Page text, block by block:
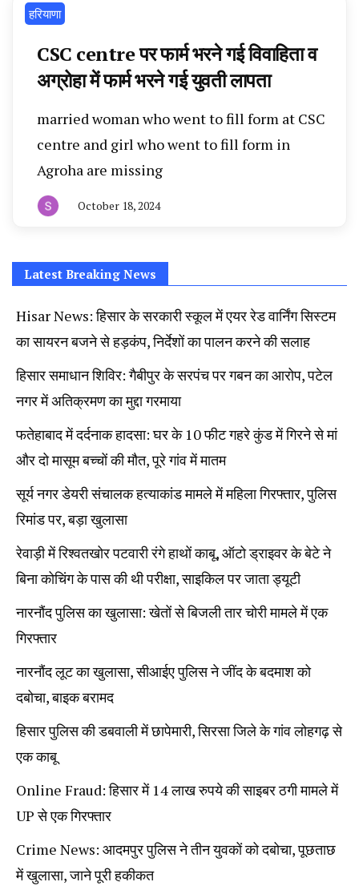
हरियाणा
CSC centre पर फार्म भरने गई विवाहिता व
अग्रोहा में फार्म भरने गई युवती लापता
married woman who went to fill form at CSC
centre and girl who went to fill form in
Agroha are missing
October 18, 2024
Latest Breaking News
Hisar News: हिसार के सरकारी स्कूल में एयर रेड वार्निंग सिस्टम
का सायरन बजने से हड़कंप, निर्देशों का पालन करने की सलाह
हिसार समाधान शिविर: गैबीपुर के सरपंच पर गबन का आरोप, पटेल
नगर में अतिक्रमण का मुद्दा गरमाया
फतेहाबाद में दर्दनाक हादसा: घर के 10 फीट गहरे कुंड में गिरने से मां
और दो मासूम बच्चों की मौत, पूरे गांव में मातम
सूर्य नगर डेयरी संचालक हत्याकांड मामले में महिला गिरफ्तार, पुलिस
रिमांड पर, बड़ा खुलासा
रेवाड़ी में रिश्वतखोर पटवारी रंगे हाथों काबू, ऑटो ड्राइवर के बेटे ने
बिना कोचिंग के पास की थी परीक्षा, साइकिल पर जाता ड्यूटी
नारनौंद पुलिस का खुलासा: खेतों से बिजली तार चोरी मामले में एक
गिरफ्तार
नारनौंद लूट का खुलासा, सीआईए पुलिस ने जींद के बदमाश को
दबोचा, बाइक बरामद
हिसार पुलिस की डबवाली में छापेमारी, सिरसा जिले के गांव लोहगढ़ से
एक काबू
Online Fraud: हिसार में 14 लाख रुपये की साइबर ठगी मामले में
UP से एक गिरफ्तार
Crime News: आदमपुर पुलिस ने तीन युवकों को दबोचा, पूछताछ
में खुलासा, जाने पूरी हकीकत